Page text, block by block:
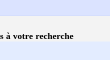
à votre recherche